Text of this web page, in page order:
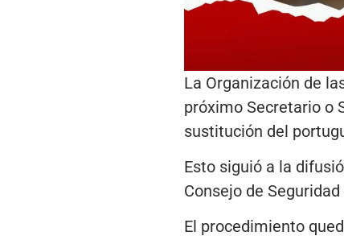
La Organización de
próximo Secretario o
sustitución del
Esto siguió a la
Consejo de
El procedimiento